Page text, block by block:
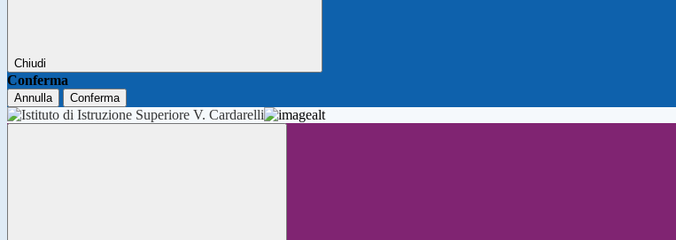
Chiudi
Conferma
Annulla Conferma